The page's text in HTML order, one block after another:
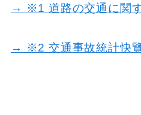
→ ※1 道路の交通に関
→ ※2 交通事故統計快